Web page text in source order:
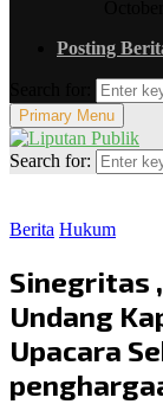
Posting
Primary Menu
Search for:
Berita Hukum
Sinegritas
Undang
Upacara